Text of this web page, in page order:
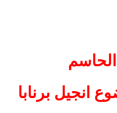
الحاسم
انجيل برنابا